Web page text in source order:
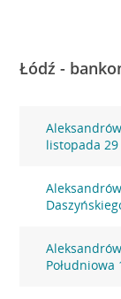
Łódź -
listopada 29
Południowa